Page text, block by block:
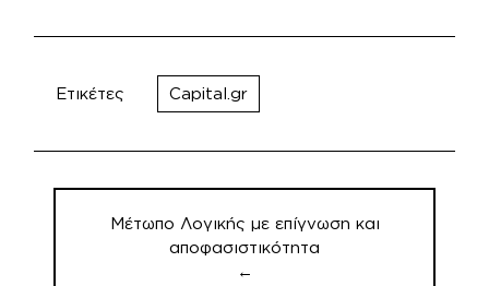
Ετικέτες Capital.gr
Πλοήγηση
άρθρωνΜέτωπο Λογικής με επίγνωση και
αποφασιστικότητα
←